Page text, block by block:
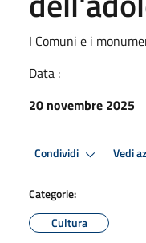
I Comuni e i
Data :
20 novembre 2025
Condividi Vedi
Categorie:
Cultura